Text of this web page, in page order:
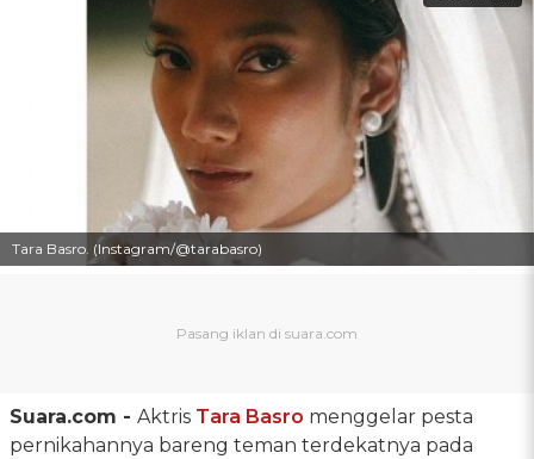
Tara Basro. (Instagram/@tarabasro)
Suara.com - Aktris Tara Basro menggelar pesta
pernikahannya bareng teman terdekatnya pada